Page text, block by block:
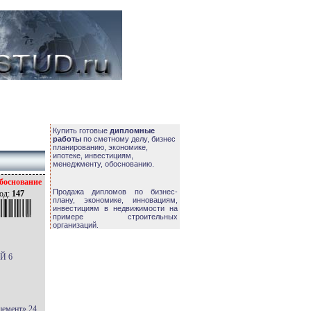
147
6
24
Купить готовые дипломные
работы по сметному делу, бизнес
планированию, экономике,
ипотеке, инвестициям,
менеджменту, обоснованию.
Продажа дипломов по бизнес-
плану, экономике, инновациям,
инвестициям в недвижимости на
примере строительных
организаций.